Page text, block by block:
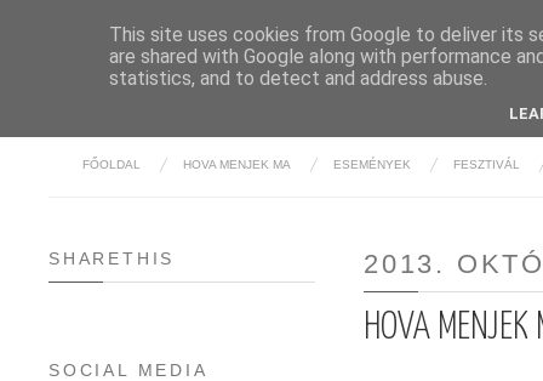
FŐOLDAL HOVA MENJEK MA ESEMÉNYEK FESZTIVÁL
2013.
HOVA
SHARETHIS
SOCIAL MEDIA
This site uses cookies from Google to deliver its
are shared with Google along with performance
statistics, and to detect and address abuse.